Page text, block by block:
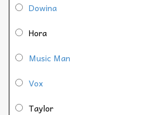
Dowina
Hora
Music Man
Vox
Taylor